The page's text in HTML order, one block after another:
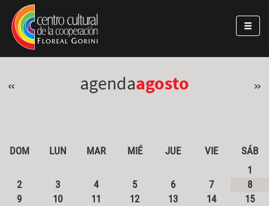
Pasar al contenido principal
Jump to main content
« agendaagosto »
DOM LUN MAR MIÉ JUE VIE
SÁB
1
2
3 4 5 6 7
8
9
10 11 12 13 14
15